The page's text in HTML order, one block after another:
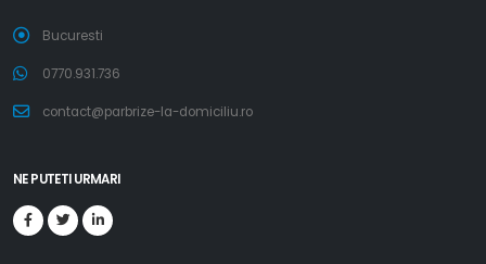
Bucuresti
0770.931.736
contact@parbrize-la-domiciliu.ro
NE PUTETI URMARI